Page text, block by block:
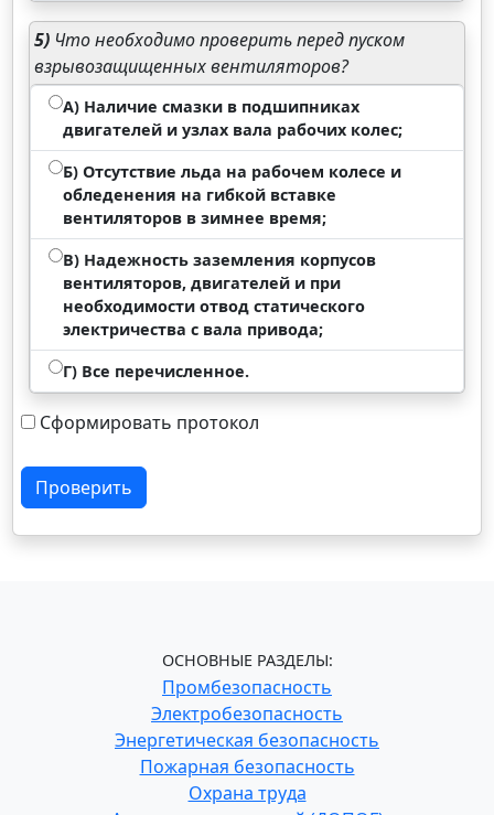
5) Что необходимо проверить перед пуском
взрывозащищенных вентиляторов?
А) Наличие смазки в подшипниках
двигателей и узлах вала рабочих колес;
Б) Отсутствие льда на рабочем колесе и
обледенения на гибкой вставке
вентиляторов в зимнее время;
В) Надежность заземления корпусов
вентиляторов, двигателей и при
необходимости отвод статического
электричества с вала привода;
Г) Все перечисленное.
Сформировать протокол
Проверить
ОСНОВНЫЕ РАЗДЕЛЫ:
Промбезопасность
Электробезопасность
Энергетическая безопасность
Пожарная безопасность
Охрана труда